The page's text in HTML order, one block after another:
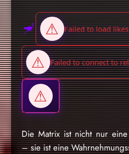
Die Matrix ist nicht nur eine
– sie ist eine